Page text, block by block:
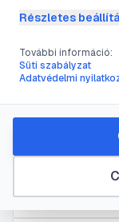
A
útmutató
A vitorlavirág,
virágaival és
Részletes
További információ:
Süti szabályzat
Adatvédelmi